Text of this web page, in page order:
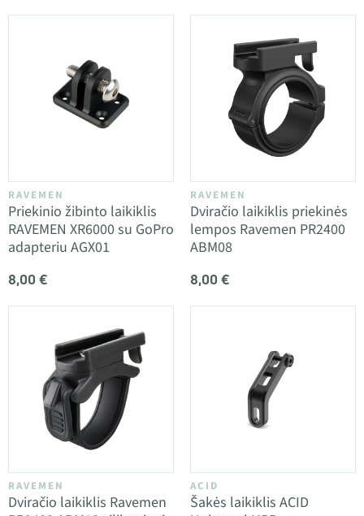
RAVEMEN
Priekinio žibinto laikiklis
RAVEMEN XR6000 su GoPro
adapteriu AGX01
8,00 €
RAVEMEN
Dviračio laikiklis priekinės
lempos Ravemen PR2400
ABM08
8,00 €
RAVEMEN
Dviračio laikiklis Ravemen
ACID
Šakės laikiklis ACID